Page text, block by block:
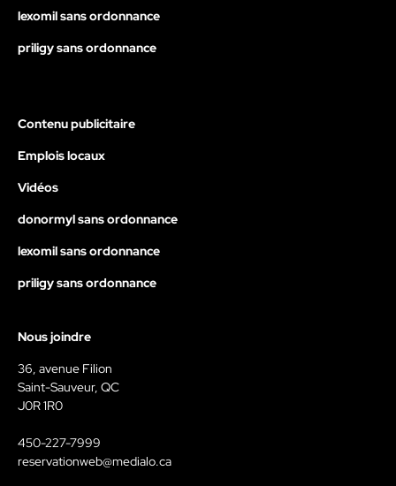
lexomil sans ordonnance
priligy sans ordonnance
Contenu publicitaire
Emplois locaux
Vidéos
donormyl sans ordonnance
lexomil sans ordonnance
priligy sans ordonnance
Nous joindre
36, avenue Filion
Saint-Sauveur, QC
J0R 1R0
450-227-7999
reservationweb@medialo.ca